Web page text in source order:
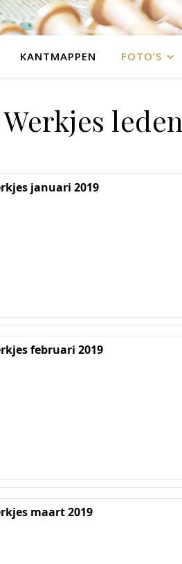
KANTMAPPEN FOTO’S
Werkjes leden
januari 2019
februari 2019
maart 2019